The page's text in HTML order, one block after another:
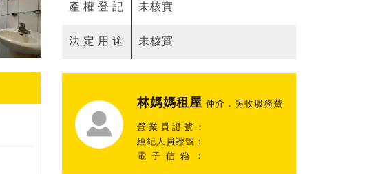
產權登記 未核實
法定用途 未核實
林媽媽租屋 仲介．另收服務費
營業員證號：
經紀人員證號：
電子信箱：